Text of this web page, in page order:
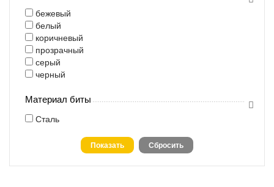
бежевый
белый
коричневый
прозрачный
серый
черный
Материал биты
Сталь